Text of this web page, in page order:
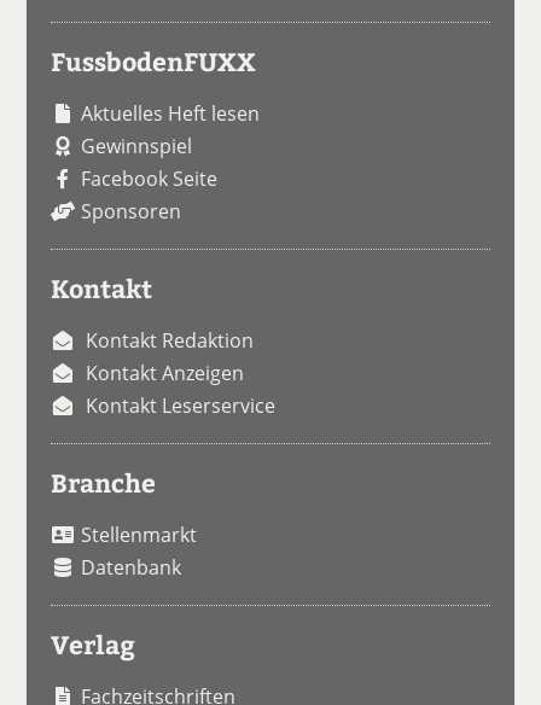
FussbodenFUXX
Aktuelles Heft lesen
Gewinnspiel
Facebook Seite
Sponsoren
Kontakt
Kontakt Redaktion
Kontakt Anzeigen
Kontakt Leserservice
Branche
Stellenmarkt
Datenbank
Verlag
Fachzeitschriften